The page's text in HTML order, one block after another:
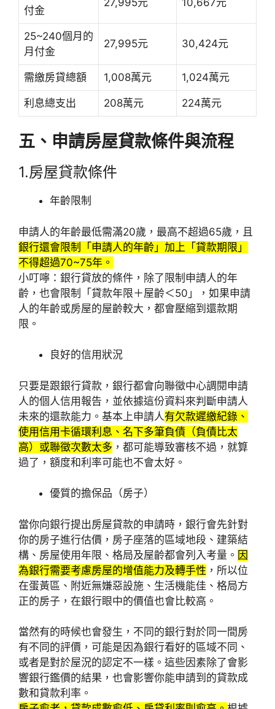
付金
25~240個月的
月付金
27,995元 30,424元
需繳房貸總額 1,008萬元 1,024萬元
利息總支出 208萬元 224萬元
五、申請房屋貸款條件與流程
1.房屋貸款條件
年齡限制
申請人的年齡最低需滿20歲，最高不超過65歲，且
銀行還會限制「申請人的年齡」加上「貸款期限」
不得超過70~75年。
小叮嚀：銀行貸放的條件，除了限制申請人的年
齡，也會限制「貸款年限＋屋齡＜50」，如果申請
人的年齡或房屋的屋齡較大，都會壓縮到還款期
限。
良好的信用狀況
只要是跟銀行貸款，銀行都會向聯徵中心調閱申請
人的個人信用報告，並依據這份資料來判斷申請人
未來的還款能力。基本上申請人有欠款遲繳紀錄、
使用信用卡循環利息、名下多筆負債（負債比太
高）或聯徵次數太多 ，都可能導致審核不過，就算
過了，額度和利率可能也不會太好。
優質的擔保品（房子）
當你向銀行提出房屋貸款的申請時，銀行會先針對
你的房子進行估價，房子座落的區域地段、建築結
構、房屋使用年限、格局及屋齡都會列入考量。 因
為銀行需要考慮房屋的增值能力及轉手性 ，所以位
在蛋黃區、附近無嫌惡設施、生活機能佳、格局方
正的房子，在銀行眼中的價值也會比較高。
當然有的時候也會發生，不同的銀行對於同一間房
有不同的評價，可能是因為銀行看好的區域不同、
或者是對於屋況的認定不一樣。這些因素除了會影
響銀行鑑價的結果，也會影響你能申請到的貸款成
數和貸款利率。